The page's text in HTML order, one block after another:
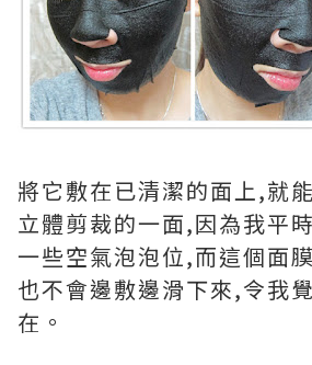
將它敷在已清潔的面上,就
立體剪裁的一面,因為我平
一些空氣泡泡位,而這個面
也不會邊敷邊滑下來,令我
在。